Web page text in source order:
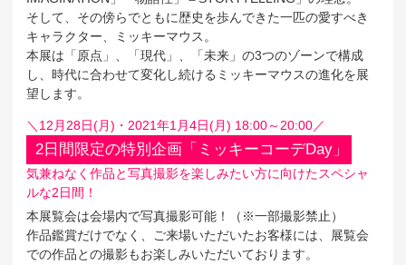
そして、その傍らでともに歴史を歩んできた一匹の愛すべき
キャラクター、ミッキーマウス。
本展は「原点」、「現代」、「未来」の3つのゾーンで構成
し、時代に合わせて変化し続けるミッキーマウスの進化を展
望します。
＼12月28日(月)・2021年1月4日(月) 18:00～20:00／
2日間限定の特別企画「ミッキーコーデDay」
気兼ねなく作品と写真撮影を楽しみたい方に向けたスペシャ
ルな2日間！
本展覧会は会場内で写真撮影可能！（※一部撮影禁止）
作品鑑賞だけでなく、ご来場いただいたお客様には、展覧会
での作品との撮影もお楽しみいただいております。